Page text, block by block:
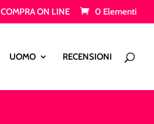
COMPRA ON LINE 0 Elementi
UOMO RECENSIONI